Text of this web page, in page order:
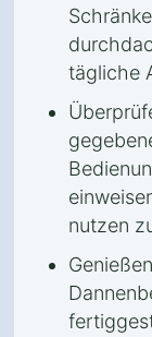
tägliche
nutzen